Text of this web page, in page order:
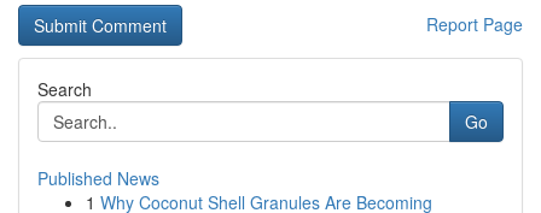
Report Page
Search
Go
Published News
1 Why Coconut Shell Granules Are Becoming